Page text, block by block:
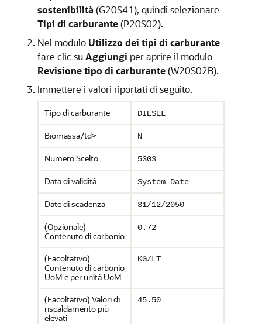
sostenibilità (G20S41), quindi selezionare
Tipi di carburante(P20S02).
Nel modulo Utilizzo dei tipi di carburante
fare clic suAggiungi per aprire il modulo
Revisione tipo di carburante(W20S02B).
Immettere i valori riportati di seguito.
Tipo di carburante DIESEL
Biomassa/td> N
Numero Scelto 5303
Data di validità System Date
Date di scadenza 31/12/2050
(Opzionale)
Contenuto di carbonio
0.72
(Facoltativo)
Contenuto di carbonio
UoM e per unità UoM
KG/LT
(Facoltativo) Valori di
riscaldamento più
elevati
45.50